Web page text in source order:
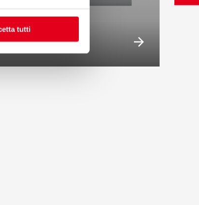
tutti
600